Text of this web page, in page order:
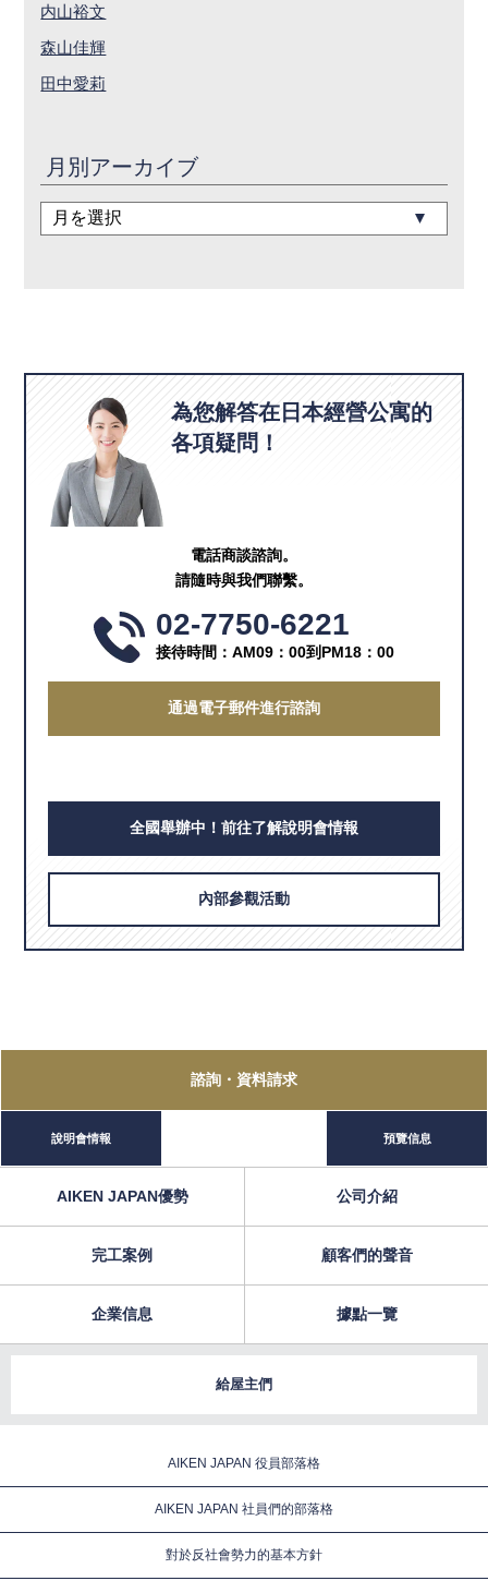
内山裕文
森山佳輝
田中愛莉
月別アーカイブ
為您解答在日本經營公寓的
各項疑問！
電話商談諮詢。
請隨時與我們聯繫。
02-7750-6221
接待時間：AM09：00到PM18：00
通過電子郵件進行諮詢
全國舉辦中！前往了解說明會情報
內部參觀活動
諮詢 ・資料請求
說明會情報 預覽信息
AIKEN JAPAN優勢 公司介紹
完工案例 顧客們的聲音
企業信息 據點一覽
給屋主們
AIKEN JAPAN 役員部落格
AIKEN JAPAN 社員們的部落格
對於反社會勢力的基本方針